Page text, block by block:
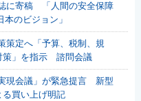
に寄稿 「人間の安全保障
のビジョン」
定へ「予算、税制、規
策」を指示 諮問会議
現会議」が緊急提言 新型
る買い上げ明記